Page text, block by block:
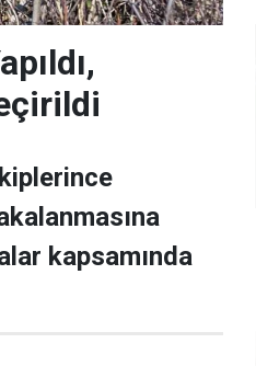
kapsamında